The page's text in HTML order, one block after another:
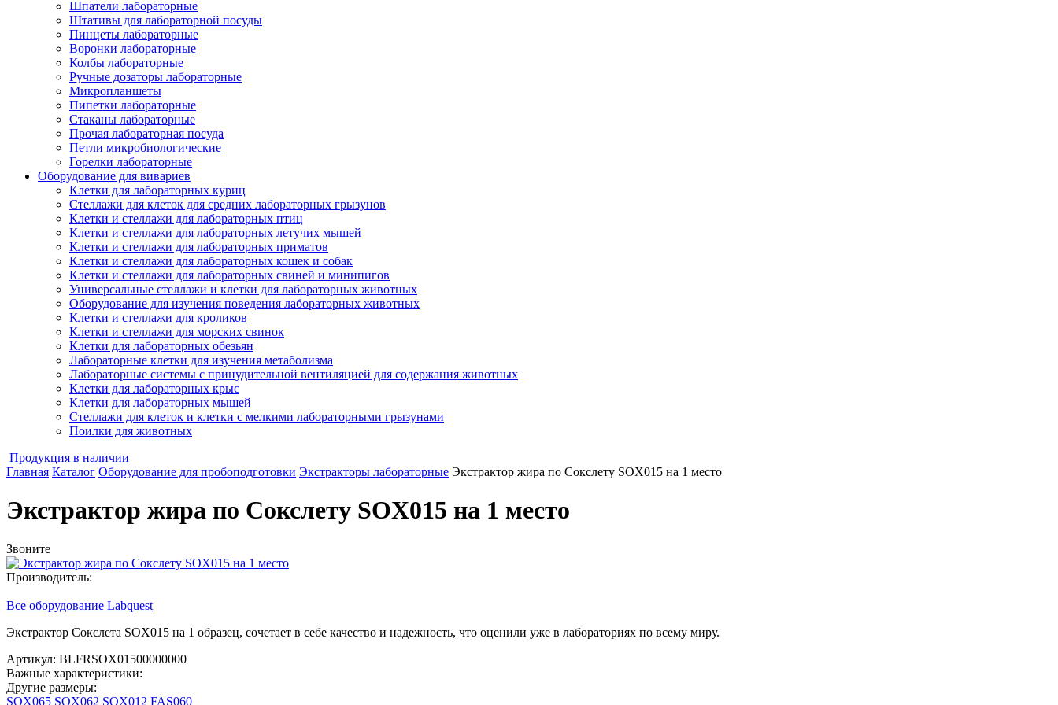
Шпатели лабораторные
Штативы для лабораторной посуды
Пинцеты лабораторные
Воронки лабораторные
Колбы лабораторные
Ручные дозаторы лабораторные
Микропланшеты
Пипетки лабораторные
Стаканы лабораторные
Прочая лабораторная посуда
Петли микробиологические
Горелки лабораторные
Оборудование для вивариев
Клетки для лабораторных куриц
Стеллажи для клеток для средних лабораторных грызунов
Клетки и стеллажи для лабораторных птиц
Клетки и стеллажи для лабораторных летучих мышей
Клетки и стеллажи для лабораторных приматов
Клетки и стеллажи для лабораторных кошек и собак
Клетки и стеллажи для лабораторных свиней и минипигов
Универсальные стеллажи и клетки для лабораторных животных
Оборудование для изучения поведения лабораторных животных
Клетки и стеллажи для кроликов
Клетки и стеллажи для морских свинок
Клетки для лабораторных обезьян
Лабораторные клетки для изучения метаболизма
Лабораторные системы с принудительной вентиляцией для содержания животных
Клетки для лабораторных крыс
Клетки для лабораторных мышей
Стеллажи для клеток и клетки с мелкими лабораторными грызунами
Поилки для животных
Продукция в наличии
Главная Каталог Оборудование для пробоподготовки Экстракторы лабораторные Экстрактор жира по Сокслету SOX015 на 1 место
Экстрактор жира по Сокслету SOX015 на 1 место
Звоните
Производитель:
Все оборудование Labquest
Экстрактор Сокслета SOX015 на 1 образец, сочетает в себе качество и надежность, что оценили уже в лабораториях по всему миру.
Артикул: BLFRSOX01500000000
Важные характеристики:
Другие размеры:
SOX065 SOX062 SOX012 FAS060